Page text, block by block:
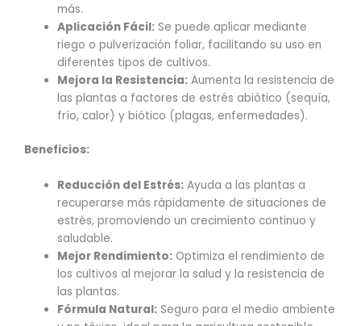
más.
Aplicación Fácil: Se puede aplicar mediante
riego o pulverización foliar, facilitando su uso en
diferentes tipos de cultivos.
Mejora la Resistencia: Aumenta la resistencia de
las plantas a factores de estrés abiótico (sequía,
frío, calor) y biótico (plagas, enfermedades).
Beneficios:
Reducción del Estrés: Ayuda a las plantas a
recuperarse más rápidamente de situaciones de
estrés, promoviendo un crecimiento continuo y
saludable.
Mejor Rendimiento: Optimiza el rendimiento de
los cultivos al mejorar la salud y la resistencia de
las plantas.
Fórmula Natural: Seguro para el medio ambiente